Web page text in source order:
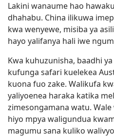
Lakini wanaume hao
dhahabu. China ilikuwa
kwa wenyewe, misiba ya
hayo yalifanya hali iwe
Kwa kuhuzunisha, baadhi
kufunga safari kuelekea
kuona fuo zake. Walikufa
yaliyoenea haraka katika
zimesongamana watu.
hiyo mpya waligundua
magumu sana kuliko